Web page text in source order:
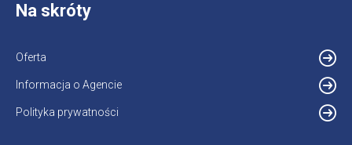
Na skróty
Oferta
Informacja o Agencie
Polityka prywatności